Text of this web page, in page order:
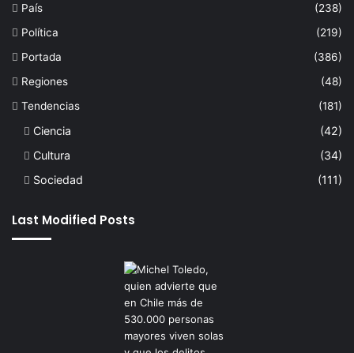
País
(238)
Política
(219)
Portada
(386)
Regiones
(48)
Tendencias
(181)
Ciencia
(42)
Cultura
(34)
Sociedad
(111)
Last Modified Posts